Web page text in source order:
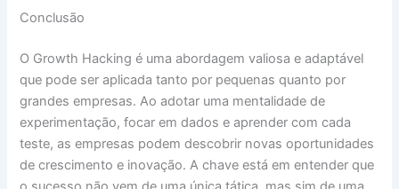
Conclusão
O Growth Hacking é uma abordagem valiosa e adaptável
que pode ser aplicada tanto por pequenas quanto por
grandes empresas. Ao adotar uma mentalidade de
experimentação, focar em dados e aprender com cada
teste, as empresas podem descobrir novas oportunidades
de crescimento e inovação. A chave está em entender que